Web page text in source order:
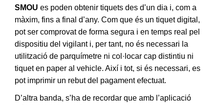
SMOU es poden obtenir tiquets des d’un dia i, com a
màxim, fins a final d’any. Com que és un tiquet digital,
pot ser comprovat de forma segura i en temps real pel
dispositiu del vigilant i, per tant, no és necessari la
utilització de parquímetre ni col·locar cap distintiu ni
tiquet en paper al vehicle. Així i tot, si és necessari, es
pot imprimir un rebut del pagament efectuat.
D’altra banda, s’ha de recordar que amb l’aplicació